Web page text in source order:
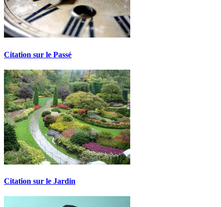
Citation sur le Passé
Citation sur le Jardin